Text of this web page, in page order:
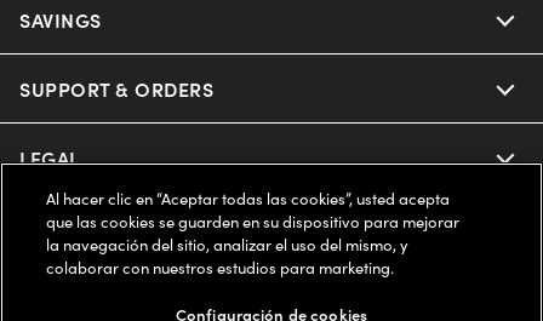
Ray-Ban
Oakley
Oakley Meta
Miu Miu
Our Eyeglasses
Our Sunglasses
Our Contact Lenses
Ray-Ban | Meta
Oakley Meta
SAVINGS
Offers & Discount
Insurance
FSA & HSA
CareCredit Credit Card
SUPPORT & ORDERS
Help Center
Online Order Status
LEGAL
Privacy Policy
COMPANY INFO
Al hacer clic en “Aceptar todas las cookies”, usted acepta
que las cookies se guarden en su dispositivo para mejorar
la navegación del sitio, analizar el uso del mismo, y
colaborar con nuestros estudios para marketing.
Configuración de cookies